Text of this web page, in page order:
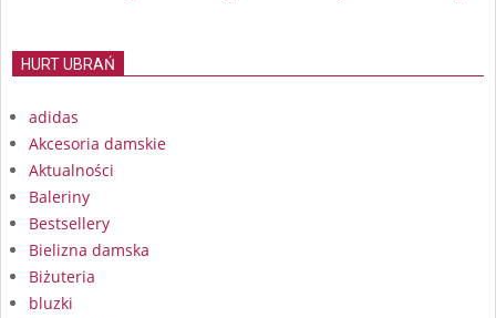
HURT UBRAŃ
adidas
Akcesoria damskie
Aktualności
Baleriny
Bestsellery
Bielizna damska
Biżuteria
bluzki